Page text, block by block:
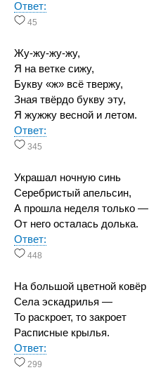
Ответ:
45
Жу-жу-жу-жу,
Я на ветке сижу,
Букву «ж» всё твержу,
Зная твёрдо букву эту,
Я жужжу весной и летом.
Ответ:
345
Украшал ночную синь
Серебристый апельсин,
А прошла неделя только —
От него осталась долька.
Ответ:
448
На большой цветной ковёр
Села эскадрилья —
То раскроет, то закроет
Расписные крылья.
Ответ:
299